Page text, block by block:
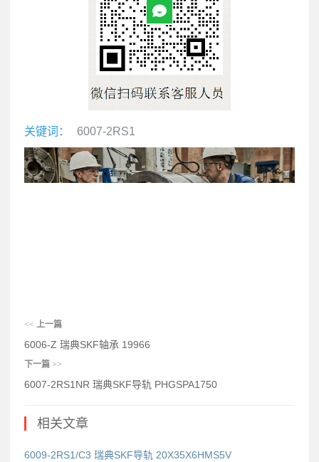
关键词： 6007-2RS1
<< 上一篇
6006-Z 瑞典SKF轴承 19966
下一篇 >>
6007-2RS1NR 瑞典SKF导轨 PHGSPA1750
相关文章
6009-2RS1/C3 瑞典SKF导轨 20X35X6HMS5V